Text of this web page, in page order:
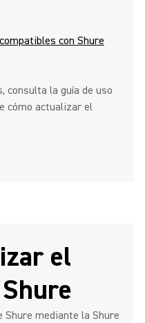
con Shure
consulta la guía de uso
cómo actualizar el
el
mediante la Shure